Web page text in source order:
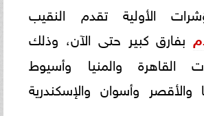
الأولية تقدم النقيب
بفارق كبير حتى الآن، وذلك
والمنيا وأسيوط
وأسوان والإسكندرية